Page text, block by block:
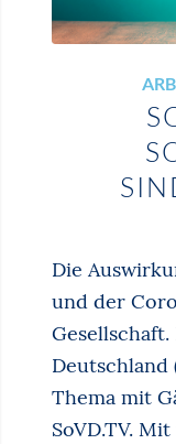
Die
und der
Deutschland
Thema mit
SoVD.TV.